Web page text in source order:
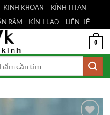
KINH KHOAN
KÍNH TITAN
RÂM KÍNH LÃO LIÊN HỆ
0